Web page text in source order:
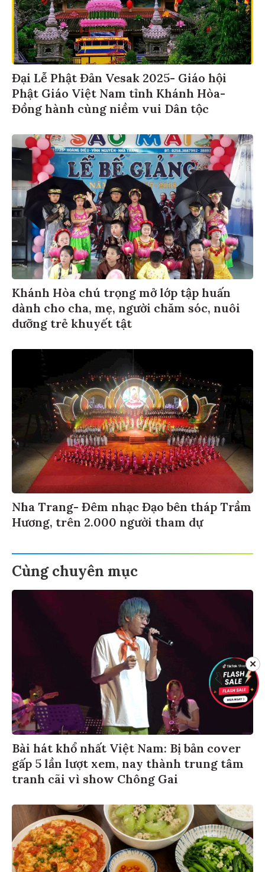
Đại Lễ Phật Đản Vesak 2025- Giáo hội
Phật Giáo Việt Nam tỉnh Khánh Hòa-
Đồng hành cùng niềm vui Dân tộc
Khánh Hòa chú trọng mở lớp tập huấn
dành cho cha, mẹ, người chăm sóc, nuôi
dưỡng trẻ khuyết tật
Nha Trang- Đêm nhạc Đạo bên tháp Trầm
Hương, trên 2.000 người tham dự
Cùng chuyên mục
Bài hát khổ nhất Việt Nam: Bị bản cover
gấp 5 lần lượt xem, nay thành trung tâm
tranh cãi vì show Chông Gai
✕